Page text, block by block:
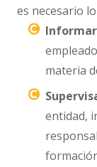
es necesario
materia
entidad,